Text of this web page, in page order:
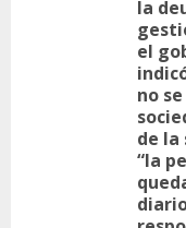
la
el
no
de la
“la